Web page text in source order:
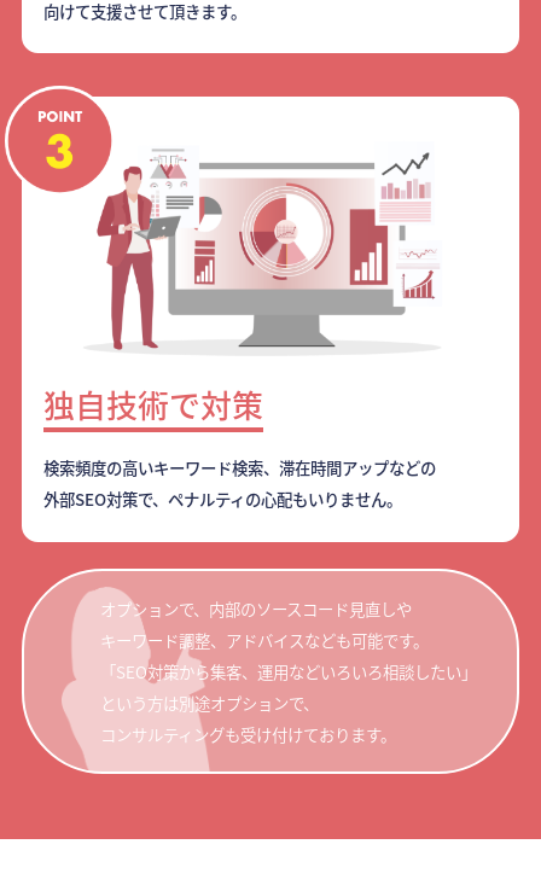
向けて支援させて頂きます。
独自技術で対策
検索頻度の高いキーワード検索、滞在時間アップなどの
外部SEO対策で、ペナルティの心配もいりません。
オプションで、内部のソースコード見直しや
キーワード調整、アドバイスなども可能です。
「SEO対策から集客、運用などいろいろ相談したい」
という方は別途オプションで、
コンサルティングも受け付けております。